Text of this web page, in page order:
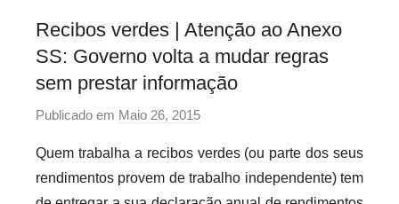
Recibos verdes | Atenção ao Anexo
SS: Governo volta a mudar regras
sem prestar informação
Publicado em Maio 26, 2015
r
P
Quem trabalha a recibos verdes (ou parte dos seus
rendimentos provem de trabalho independente) tem